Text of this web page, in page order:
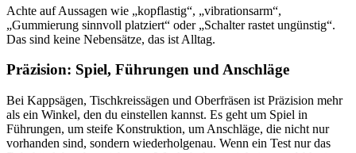
Achte auf Aussagen wie „kopflastig“, „vibrationsarm“,
„Gummierung sinnvoll platziert“ oder „Schalter rastet ungünstig“.
Das sind keine Nebensätze, das ist Alltag.
Präzision: Spiel, Führungen und Anschläge
Bei Kappsägen, Tischkreissägen und Oberfräsen ist Präzision mehr
als ein Winkel, den du einstellen kannst. Es geht um Spiel in
Führungen, um steife Konstruktion, um Anschläge, die nicht nur
vorhanden sind, sondern wiederholgenau. Wenn ein Test nur das